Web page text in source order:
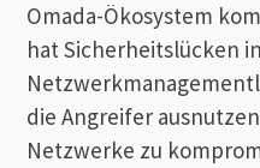
Omada-Ökosystem
hat Sicherheitslücken
die Angreifer
Netzwerke zu